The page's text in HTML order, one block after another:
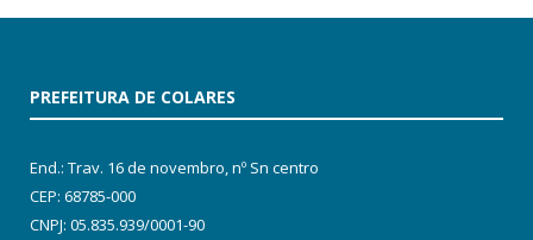
PREFEITURA DE COLARES
End.: Trav. 16 de novembro, nº Sn centro
CEP: 68785-000
CNPJ: 05.835.939/0001-90